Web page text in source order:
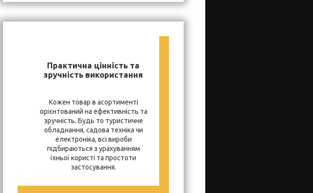
Практична цінність та
зручність використання
Кожен товар в асортименті
орієнтований на ефективність та
зручність. Будь то туристичне
обладнання, садова техніка чи
електроніка, всі вироби
підбираються з урахуванням
їхньої користі та простоти
застосування.